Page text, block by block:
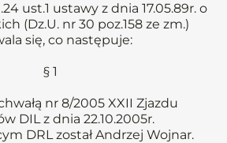
ust.1 ustawy z dnia 17.05.89r. o
(Dz.U. nr 30 poz.158 ze zm.)
się, co następuje:
§ 1
nr 8/2005 XXII Zjazdu
DIL z dnia 22.10.2005r.
DRL został Andrzej Wojnar.